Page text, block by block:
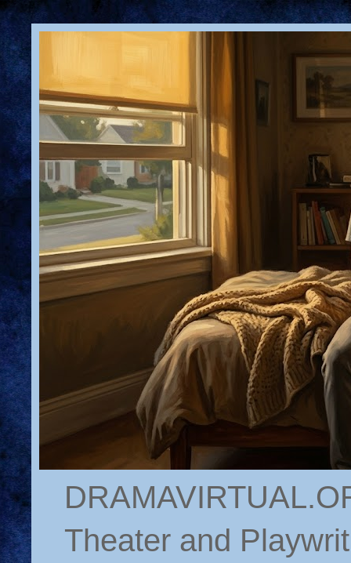
Theater and